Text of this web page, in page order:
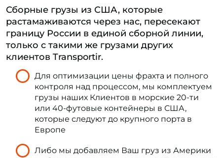
Сборные грузы из США, которые
растамаживаются через нас, пересекают
границу России в единой сборной линии,
только с такими же грузами других
клиентов Transportir.
Для оптимизации цены фрахта и полного
контроля над процессом, мы комплектуем
грузы наших Клиентов в морские 20-ти
или 40-футовые контейнеры в США,
которые следуют до крупного порта в
Европе
Либо мы добавляем Ваш груз из Америки